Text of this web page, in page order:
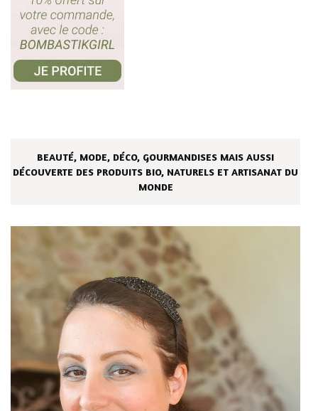
BEAUTÉ, MODE, DÉCO, GOURMANDISES MAIS AUSSI
DÉCOUVERTE DES PRODUITS BIO, NATURELS ET ARTISANAT DU
MONDE